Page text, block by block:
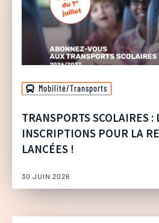
Mobilité/Transports
TRANSPORTS SCOLAIRES :
INSCRIPTIONS POUR LA
LANCÉES !
30 JUIN 2026